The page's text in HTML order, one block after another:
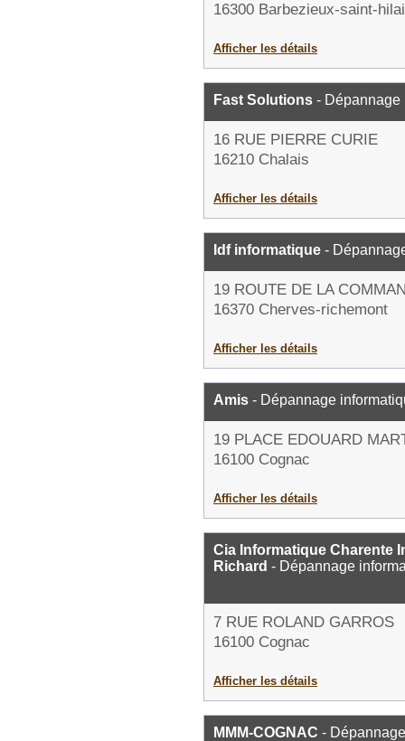
16300 Barbezieux-saint-
Afficher les détails
Fast Solutions - Dépannage
16 RUE PIERRE CURIE
16210 Chalais
Afficher les détails
Idf informatique -
19 ROUTE DE LA
16370 Cherves-richemont
Afficher les détails
Amis - Dépannage
19 PLACE EDOUARD
16100 Cognac
Afficher les détails
Cia Informatique Charente
Richard - Dépannage
7 RUE ROLAND GARROS
16100 Cognac
Afficher les détails
MMM-COGNAC -